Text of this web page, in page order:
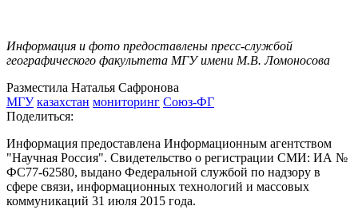
Информация и фото предоставлены пресс-службой
географического факультета МГУ имени М.В. Ломоносова
Разместила Наталья Сафронова
МГУ казахстан мониторинг Союз-ФГ
Поделиться:
Информация предоставлена Информационным агентством
"Научная Россия". Свидетельство о регистрации СМИ: ИА №
ФС77-62580, выдано Федеральной службой по надзору в
сфере связи, информационных технологий и массовых
коммуникаций 31 июля 2015 года.